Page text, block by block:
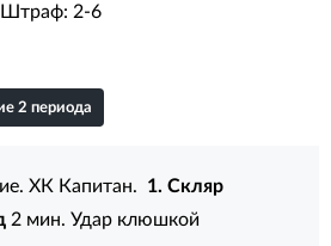
Штраф: 2-6
2 периода
ХК Капитан. 1. Скляр
2 мин. Удар клюшкой